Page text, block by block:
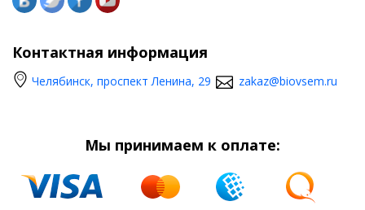
Контактная информация
Челябинск, проспект Ленина, 29 zakaz@biovsem.ru
Мы принимаем к оплате: